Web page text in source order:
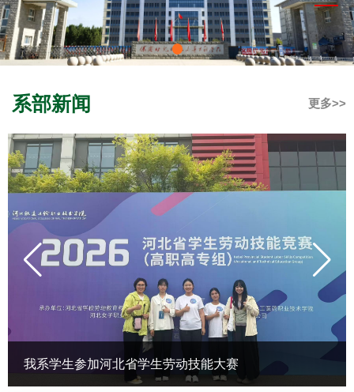
学生工作
校企合作
系部新闻 更多>>
我系学生参加河北省学生劳动技能大赛